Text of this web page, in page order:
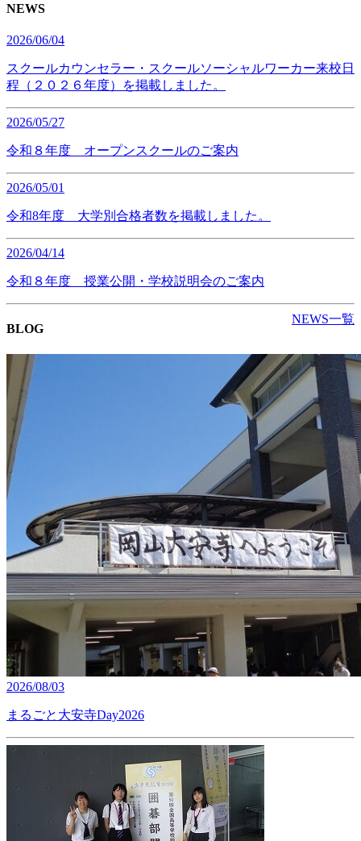
NEWS
2026/06/04
スクールカウンセラー・スクールソーシャルワーカー来校日
程（２０２６年度）を掲載しました。
2026/05/27
令和８年度 オープンスクールのご案内
2026/05/01
令和8年度 大学別合格者数を掲載しました。
2026/04/14
令和８年度 授業公開・学校説明会のご案内
NEWS一覧
BLOG
2026/08/03
まるごと大安寺Day2026